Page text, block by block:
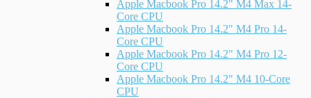
Apple Macbook Pro 14.2" M4 Max 14-
Core CPU
Apple Macbook Pro 14.2" M4 Pro 14-
Core CPU
Apple Macbook Pro 14.2" M4 Pro 12-
Core CPU
Apple Macbook Pro 14.2" M4 10-Core
CPU